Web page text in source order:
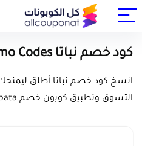
كود خصم نباتا Nabata Promo Codes
انسخ كود خصم نباتا أطلق
التسوق وتطبيق كوبون خصم Nabata.